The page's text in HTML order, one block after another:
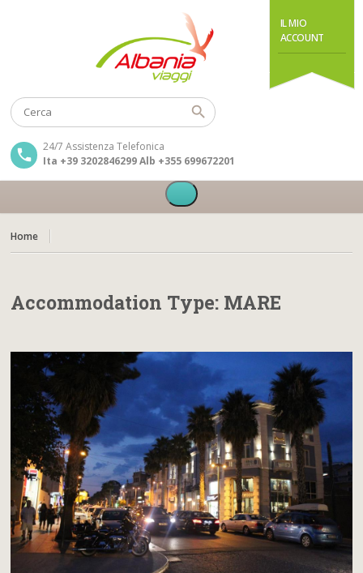
IL MIO
ACCOUNT
24/7 Assistenza Telefonica
Ita +39 3202846299 Alb +355 699672201
Home
Accommodation Type: MARE